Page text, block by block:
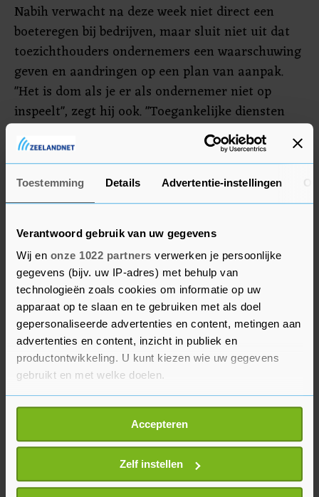
Toestemming Details Advertentie-instellingen
Verantwoord gebruik van uw gegevens
Wij en onze 1022 partners verwerken je persoonlijke
gegevens (bijv. uw IP-adres) met behulp van
technologieën zoals cookies om informatie op uw
apparaat op te slaan en te gebruiken met als doel
gepersonaliseerde advertenties en content, metingen aan
advertenties en content, inzicht in publiek en
productontwikkeling. U kunt kiezen wie uw gegevens
gebruikt en met welke doelen.
Als u het toestaat, willen we ook graag:
Informatie verzamelen over uw geografische
locatie, die tot een paar meter nauwkeurig kan zijn
Uw apparaat identificeren door het actief te
scannen op specifieke eigenschappen (fingerprinting)
Accepteren
Zelf instellen
Nabih verwacht na deze week niet direct een
boeteregen bij bedrijven, maar sluit niet uit dat
toezichthouders ondernemers een waarschuwing
geven en aandringen op een plan van aanpak.
"Het is dom als je er als ondernemer niet op
inspeelt", zegt hij ook. "Toegankelijke diensten
bereiken meer mensen, leiden tot betere
klantbeleving en zijn vaak gebruiksvriendelijker
voor iedereen."
Onlangs riep de Autoriteit Consument & Markt
(ACM) bedrijven ook al op maatregelen te nemen.
"In Nederland zijn er ruim 2,5 miljoen mensen
met een functiebeperking. Het is belangrijk dat
iedereen zelfstandig onlineaankopen kan doen,
zodat iedereen kan deelnemen aan de digitale
economie. Bedrijven die hun websites en apps
niet toegankelijk maken, missen bovendien een
grote groep klanten. Bedrijven moeten zich dit
realiseren en hun verantwoordelijkheid nemen",
aldus Martijn Ridderbos, bestuurslid van de